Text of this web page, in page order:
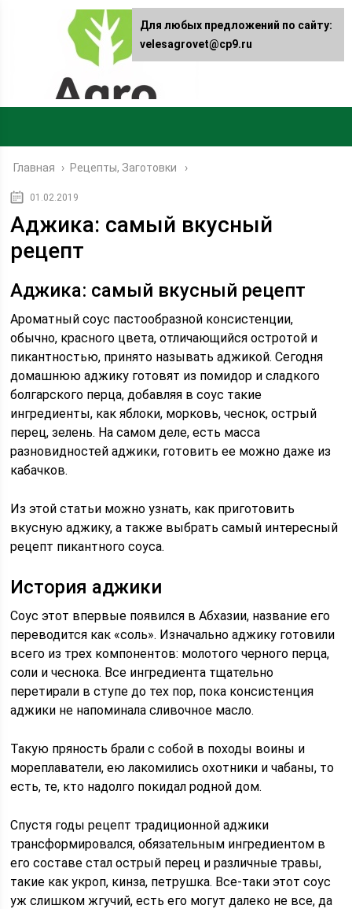
Главная › Рецепты, Заготовки
01.02.2019
Аджика: самый вкусный
рецепт
Аджика: самый вкусный рецепт
Ароматный соус пастообразной консистенции,
обычно, красного цвета, отличающийся остротой и
пикантностью, принято называть аджикой. Сегодня
домашнюю аджику готовят из помидор и сладкого
болгарского перца, добавляя в соус такие
ингредиенты, как яблоки, морковь, чеснок, острый
перец, зелень. На самом деле, есть масса
разновидностей аджики, готовить ее можно даже из
кабачков.
Из этой статьи можно узнать, как приготовить
вкусную аджику, а также выбрать самый интересный
рецепт пикантного соуса.
История аджики
Соус этот впервые появился в Абхазии, название его
переводится как «соль». Изначально аджику готовили
всего из трех компонентов: молотого черного перца,
соли и чеснока. Все ингредиента тщательно
перетирали в ступе до тех пор, пока консистенция
аджики не напоминала сливочное масло.
Такую пряность брали с собой в походы воины и
мореплаватели, ею лакомились охотники и чабаны, то
есть, те, кто надолго покидал родной дом.
Спустя годы рецепт традиционной аджики
трансформировался, обязательным ингредиентом в
его составе стал острый перец и различные травы,
такие как укроп, кинза, петрушка. Все-таки этот соус
уж слишком жгучий, есть его могут далеко не все, да
Для любых предложений по сайту:
velesagrovet@cp9.ru